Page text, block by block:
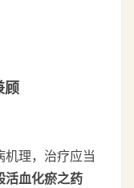
顾
理，治疗应当
活血化瘀之药